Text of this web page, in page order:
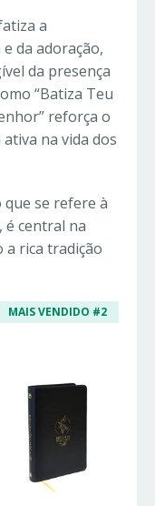
a
da adoração,
da presença
“Batiza Teu
reforça o
na vida dos
se refere à
é central na
a rica tradição
MAIS VENDIDO #2